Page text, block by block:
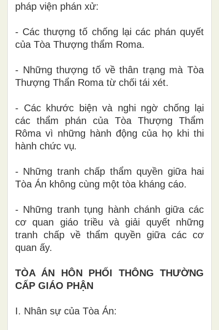
pháp viện phán xử:
- Các thượngtố chống lại các phán quyết
của Tòa Thượng thẩm Roma.
- Những thượng tố vềthân trạng mà Tòa
Thượng Thẩn Roma từ chối tái xét.
- Các khước biện và nghi ngờ chống lại
các thẩm phán của Tòa Thượng Thẩm
Rôma vì những hành động của họ khi thi
hành chức vụ.
- Những tranh chấp thẩm quyền giữa hai
Tòa Án không cùng một tòa kháng cáo.
- Những tranh tụng hành chánh giữa các
cơ quan giáo triềuvà giải quyết những
tranh chấp về thẩm quyền giữa các cơ
quan ấy.
TÒA ÁN HÔN PHỐI
THÔNG THƯỜNG
CẤP GIÁO PHẬN
I. Nhân sự của Tòa Án: